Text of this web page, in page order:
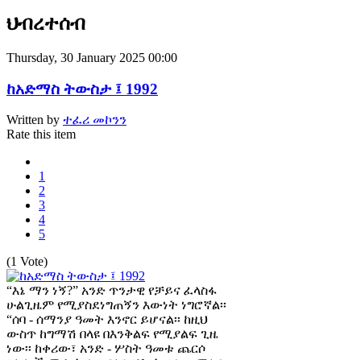
ህብረተሰብ
Thursday, 30 January 2025 00:00
ከአድማስ ትውስታ ፤ 1992
Written by ተፈሪ መኮንን
Rate this item
1
2
3
4
5
(1 Vote)
“እኔ ማን ነኝ?” አንድ ጥንታዊ የቻይና ፈላስፋ
ሁልጊዜም የሚያስደነግጠኝን እውነት ነግሮኛል፡፡
“ሰባ - ሰማንያ ዓመት እንኖር ይሆናል፡፡ ከዚህ
ውስጥ ከግማሽ በላዩ በእንቅልፍ የሚያልፍ ጊዜ
ነው፡፡ ከቀሪው፣ አንድ - ሦስት ዓመቱ ጨርሶ